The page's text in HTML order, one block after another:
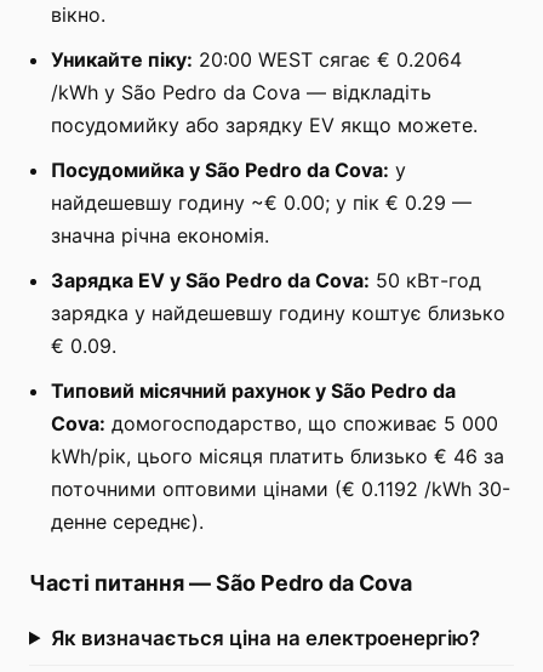
вікно.
Уникайте піку: 20:00 WEST сягає € 0.2064
/kWh у São Pedro da Cova — відкладіть
посудомийку або зарядку EV якщо можете.
Посудомийка у São Pedro da Cova: у
найдешевшу годину ~€ 0.00; у пік € 0.29 —
значна річна економія.
Зарядка EV у São Pedro da Cova: 50 кВт-год
зарядка у найдешевшу годину коштує близько
€ 0.09.
Типовий місячний рахунок у São Pedro da
Cova: домогосподарство, що споживає 5 000
kWh/рік, цього місяця платить близько € 46 за
поточними оптовими цінами (€ 0.1192 /kWh 30-
денне середнє).
Часті питання—São Pedro da Cova
Як визначається ціна на електроенергію?